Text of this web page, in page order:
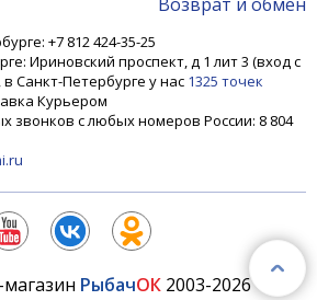
1 290 ₽ 1 550 ₽
+7 812 424-35-25
Ириновский проспект, д 1 лит 3 (вход с
Санкт-Петербурге у нас 1325 точек
Курьером
звонков с любых номеров России: 8 804
РыбачОК 2003-2026